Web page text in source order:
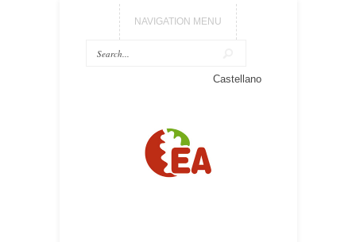
NAVIGATION MENU
Castellano